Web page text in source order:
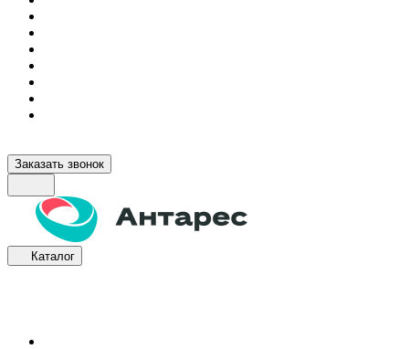
Заказать звонок
Каталог